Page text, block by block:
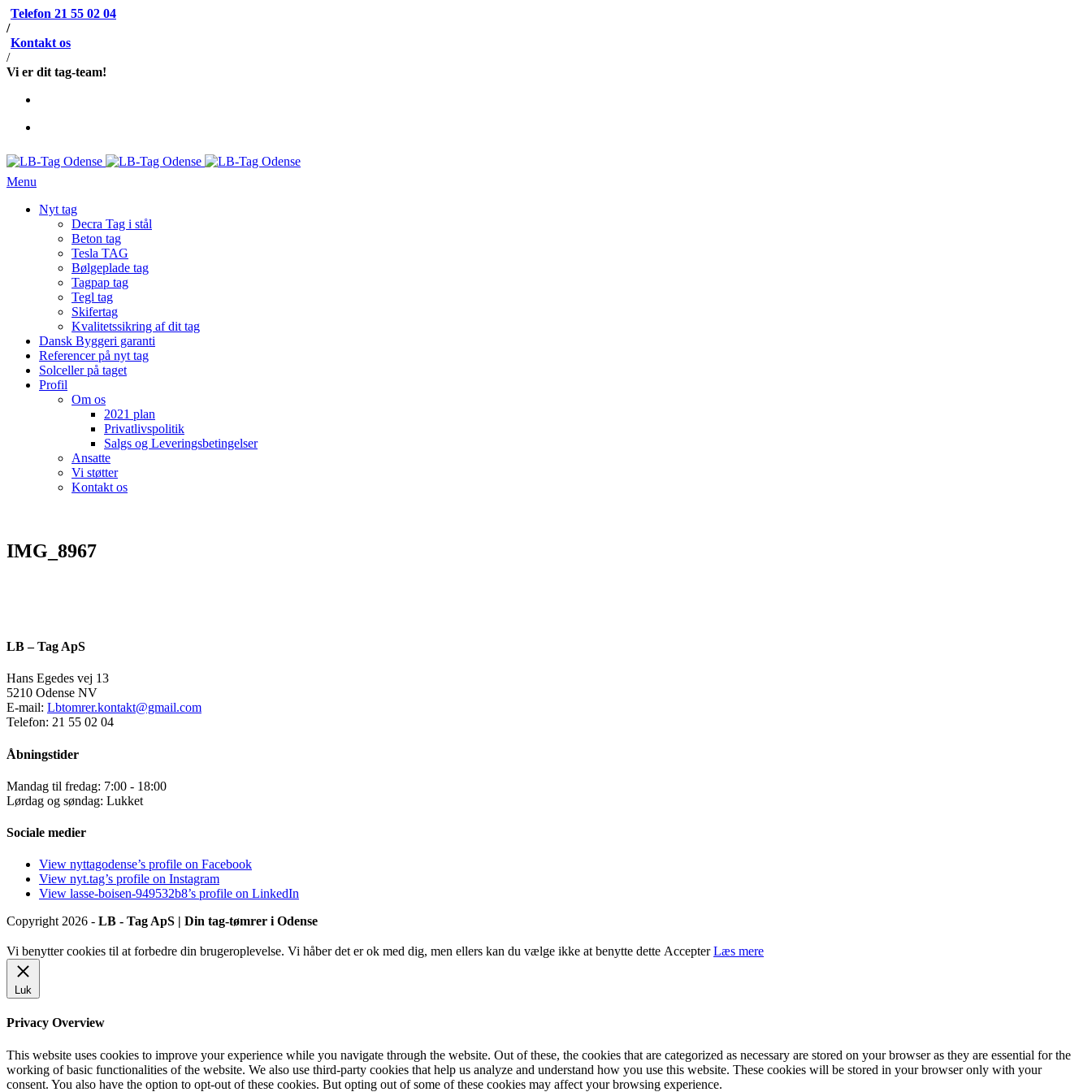
Telefon 21 55 02 04
/
Kontakt os
/
Vi er dit tag-team!
Menu
Nyt tag
Decra Tag i stål
Beton tag
Tesla TAG
Bølgeplade tag
Tagpap tag
Tegl tag
Skifertag
Kvalitetssikring af dit tag
Dansk Byggeri garanti
Referencer på nyt tag
Solceller på taget
Profil
Om os
2021 plan
Privatlivspolitik
Salgs og Leveringsbetingelser
Ansatte
Vi støtter
Kontakt os
IMG_8967
LB – Tag ApS
Hans Egedes vej 13
5210 Odense NV
E-mail: Lbtomrer.kontakt@gmail.com
Telefon: 21 55 02 04
Åbningstider
Mandag til fredag: 7:00 - 18:00
Lørdag og søndag: Lukket
Sociale medier
View nyttagodense’s profile on Facebook
View nyt.tag’s profile on Instagram
View lasse-boisen-949532b8’s profile on LinkedIn
Copyright 2026 - LB - Tag ApS | Din tag-tømrer i Odense
Vi benytter cookies til at forbedre din brugeroplevelse. Vi håber det er ok med dig, men ellers kan du vælge ikke at benytte dette Accepter Læs mere
Luk
Privacy Overview
This website uses cookies to improve your experience while you navigate through the website. Out of these, the cookies that are categorized as necessary are stored on your browser as they are essential for the
working of basic functionalities of the website. We also use third-party cookies that help us analyze and understand how you use this website. These cookies will be stored in your browser only with your
consent. You also have the option to opt-out of these cookies. But opting out of some of these cookies may affect your browsing experience.